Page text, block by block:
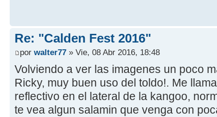
Re: "Calden Fest 2016"
por walter77 » Vie, 08 Abr 2016, 18:48
Volviendo a ver las imagenes un poco
Ricky, muy buen uso del toldo!. Me
reflectivo en el lateral de la kangoo,
te vea algun salamin que venga con